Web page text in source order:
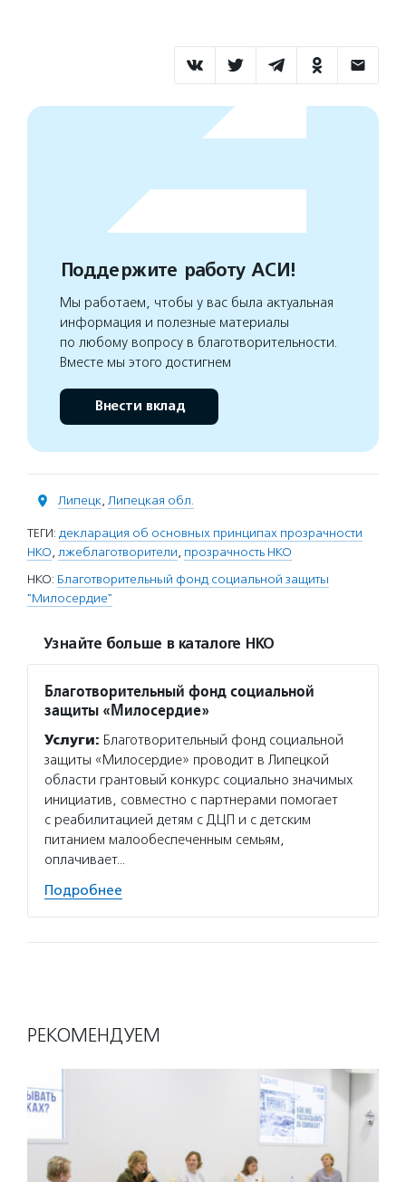
Поддержите работу АСИ!
Мы работаем, чтобы у вас была актуальная
информация и полезные материалы
по любому вопросу в благотворительности.
Вместе мы этого достигнем
Внести вклад
Липецк, Липецкая обл.
ТЕГИ: декларация об основных принципах прозрачности
НКО, лжеблаготворители, прозрачность НКО
НКО: Благотворительный фонд социальной защиты
"Милосердие"
Узнайте больше в каталоге НКО
Благотворительный фонд социальной
защиты «Милосердие»
Услуги: Благотворительный фонд социальной
защиты «Милосердие» проводит в Липецкой
области грантовый конкурс социально значимых
инициатив, совместно с партнерами помогает
с реабилитацией детям с ДЦП и с детским
питанием малообеспеченным семьям,
оплачивает…
Подробнее
РЕКОМЕНДУЕМ